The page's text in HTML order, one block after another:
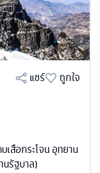
แชร์
ถูกใจ
สือกระโจน อุทยาน
นรัฐบาล)